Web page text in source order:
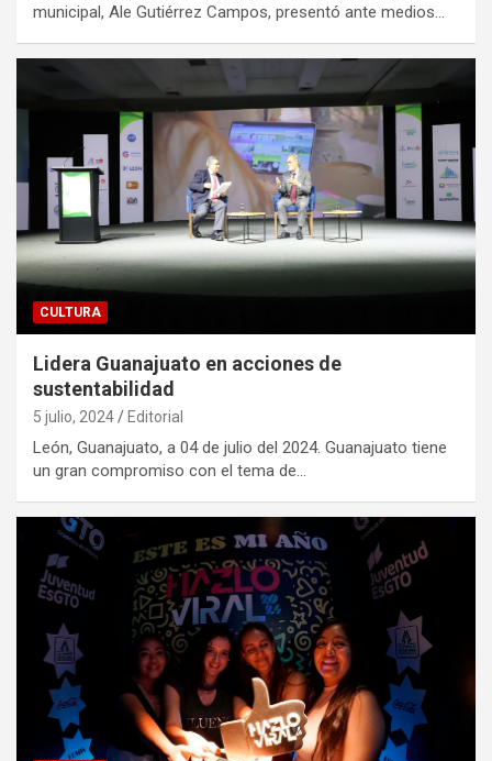
municipal, Ale Gutiérrez Campos, presentó ante medios…
CULTURA
Lidera Guanajuato en acciones de
sustentabilidad
5 julio, 2024 Editorial
León, Guanajuato, a 04 de julio del 2024. Guanajuato tiene
un gran compromiso con el tema de…